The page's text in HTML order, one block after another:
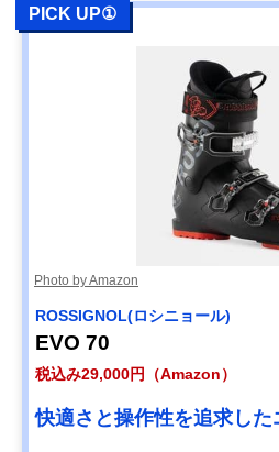
PICK UP①
Photo by Amazon
ROSSIGNOL(ロシニョール)
EVO 70
税込み29,000円（Amazon）
快適さと操作性を追求し